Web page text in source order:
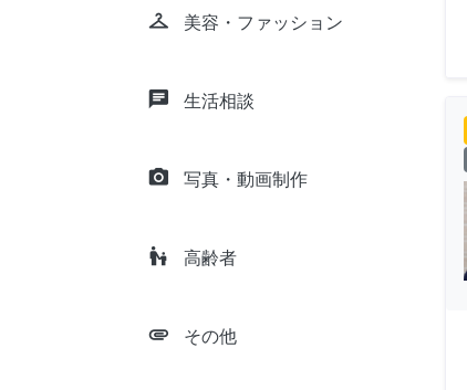
checkroom 美容・ファッション
chat 生活相談
camera_alt 写真・動画制作
escalator_warning 高齢者
attachment その他